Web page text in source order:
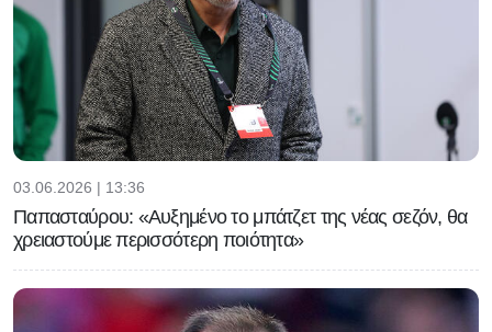
03.06.2026 | 13:36
Παπασταύρου: «Αυξημένο το μπάτζετ της νέας σεζόν, θα
χρειαστούμε περισσότερη ποιότητα»